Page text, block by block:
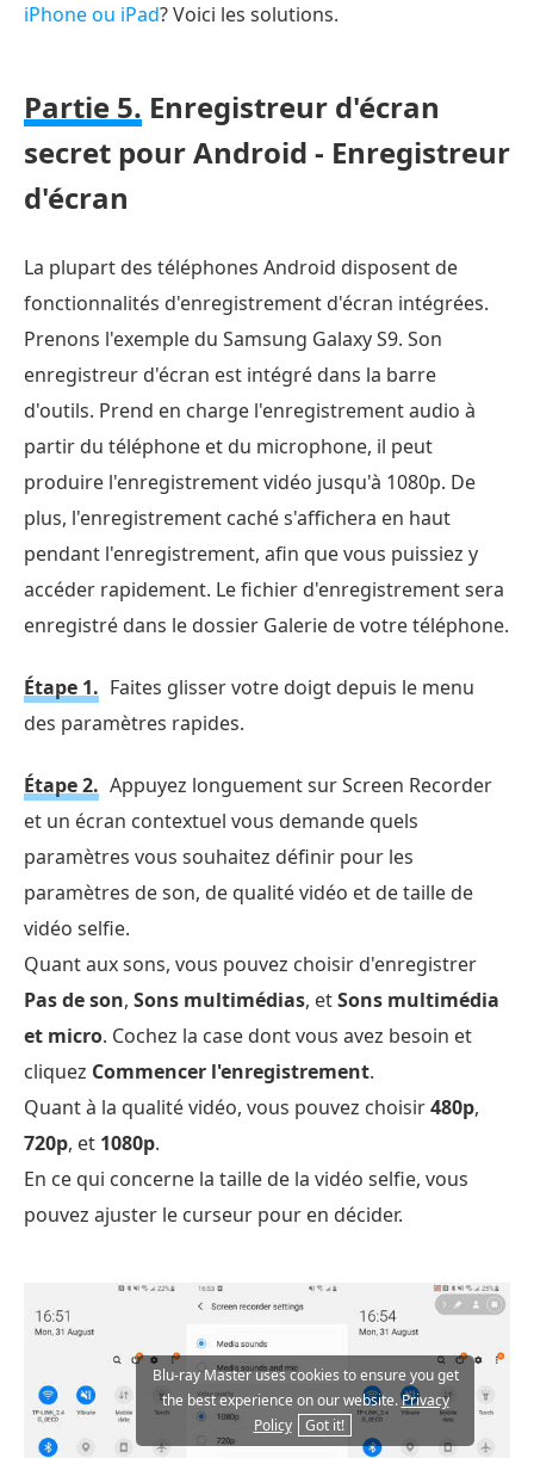
iPhone ou iPad? Voici les solutions.
Partie 5. Enregistreur d'écran
secret pour Android - Enregistreur
d'écran
La plupart des téléphones Android disposent de
fonctionnalités d'enregistrement d'écran intégrées.
Prenons l'exemple du Samsung Galaxy S9. Son
enregistreur d'écran est intégré dans la barre
d'outils. Prend en charge l'enregistrement audio à
partir du téléphone et du microphone, il peut
produire l'enregistrement vidéo jusqu'à 1080p. De
plus, l'enregistrement caché s'affichera en haut
pendant l'enregistrement, afin que vous puissiez y
accéder rapidement. Le fichier d'enregistrement sera
enregistré dans le dossier Galerie de votre téléphone.
Étape 1. Faites glisser votre doigt depuis le menu
des paramètres rapides.
Étape 2. Appuyez longuement sur Screen Recorder
et un écran contextuel vous demande quels
paramètres vous souhaitez définir pour les
paramètres de son, de qualité vidéo et de taille de
vidéo selfie.
Quant aux sons, vous pouvez choisir d'enregistrer
Pas de son, Sons multimédias, etSons multimédia
et micro. Cochez la case dont vous avez besoin et
cliquez Commencer l'enregistrement.
Quant à la qualité vidéo, vous pouvez choisir480p,
720p, et 1080p.
En ce qui concerne la taille de la vidéo selfie, vous
pouvez ajuster le curseur pour en décider.
Blu-ray Master uses cookies to ensure you get
the best experience on our website.Privacy
Policy
Got it!